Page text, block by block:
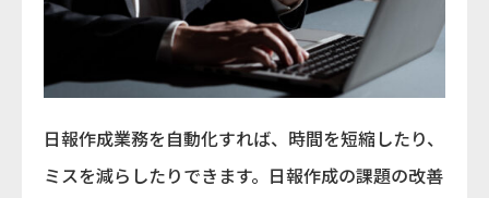
日報作成業務を自動化すれば、時間を短縮したり、
ミスを減らしたりできます。日報作成の課題の改善